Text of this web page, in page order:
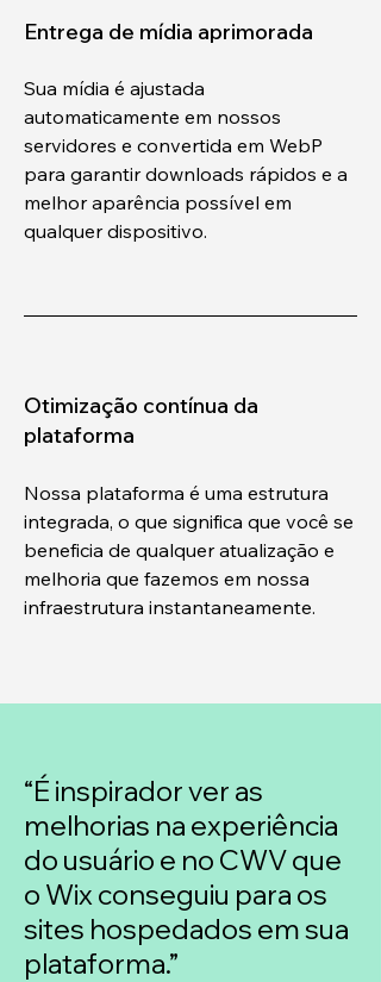
Entrega de mídia aprimorada
Sua mídia é ajustada
automaticamente em nossos
servidores e convertida em WebP
para garantir downloads rápidos e a
melhor aparência possível em
qualquer dispositivo.
Otimização contínua da
plataforma
Nossa plataforma é uma estrutura
integrada, o que significa que você se
beneficia de qualquer atualização e
melhoria que fazemos em nossa
infraestrutura instantaneamente.
“É inspirador ver as
melhorias na experiência
do usuário e no CWV que
o Wix conseguiu para os
sites hospedados em sua
plataforma.”